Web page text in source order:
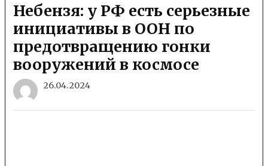
Небензя: у РФ есть серьезные
инициативы в ООН по
предотвращению гонки
вооружений в космосе
26.04.2024